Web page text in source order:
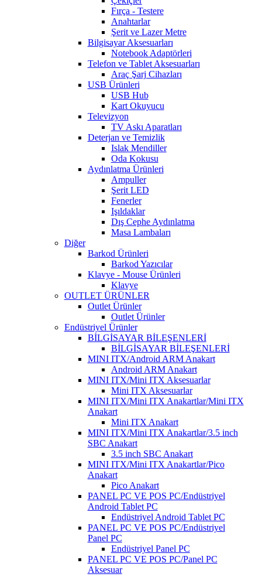
Fırça - Testere
Anahtarlar
Şerit ve Lazer Metre
Bilgisayar Aksesuarları
Notebook Adaptörleri
Telefon ve Tablet Aksesuarları
Araç Şarj Cihazları
USB Ürünleri
USB Hub
Kart Okuyucu
Televizyon
TV Askı Aparatları
Deterjan ve Temizlik
Islak Mendiller
Oda Kokusu
Aydınlatma Ürünleri
Ampuller
Şerit LED
Fenerler
Işıldaklar
Dış Cephe Aydınlatma
Masa Lambaları
Diğer
Barkod Ürünleri
Barkod Yazıcılar
Klavye - Mouse Ürünleri
Klavye
OUTLET ÜRÜNLER
Outlet Ürünler
Outlet Ürünler
Endüstriyel Ürünler
BİLGİSAYAR BİLEŞENLERİ
BİLGİSAYAR BİLEŞENLERİ
MINI ITX/Android ARM Anakart
Android ARM Anakart
MINI ITX/Mini ITX Aksesuarlar
Mini ITX Aksesuarlar
MINI ITX/Mini ITX Anakartlar/Mini ITX
Anakart
Mini ITX Anakart
MINI ITX/Mini ITX Anakartlar/3.5 inch
SBC Anakart
3.5 inch SBC Anakart
MINI ITX/Mini ITX Anakartlar/Pico
Anakart
Pico Anakart
PANEL PC VE POS PC/Endüstriyel
Android Tablet PC
Endüstriyel Android Tablet PC
PANEL PC VE POS PC/Endüstriyel
Panel PC
Endüstriyel Panel PC
PANEL PC VE POS PC/Panel PC
Aksesuar